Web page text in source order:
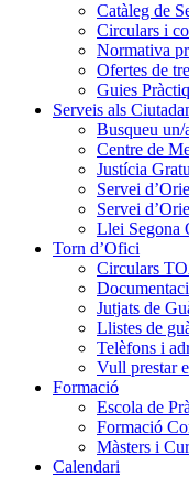
Catàleg de
Circulars i
Normativa
Ofertes de
Guies
Serveis als
Busqueu un/
Centre de
Justícia
Servei
Servei
Llei Segona
Torn d’Ofici
Circulars
Jutjats de
Llistes de
Telèfons i
Vull prestar
Formació
Escola de
Formació
Màsters i
Calendari